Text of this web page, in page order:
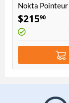
Nokta Pointeur
AccuPOINT
$21590